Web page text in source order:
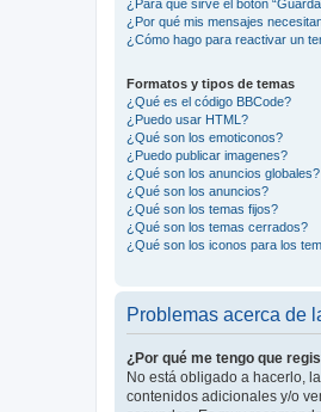
¿Para qué sirve el botón
¿Por qué mis mensajes
¿Cómo hago para reactivar un
Formatos y tipos de temas
¿Qué es el código BBCode?
¿Puedo usar HTML?
¿Qué son los emoticonos?
¿Puedo publicar imagenes?
¿Qué son los anuncios globales?
¿Qué son los anuncios?
¿Qué son los temas fijos?
¿Qué son los temas cerrados?
¿Qué son los iconos para los
Problemas acerca de
¿Por qué me tengo que
No está obligado a hacerlo,
contenidos adicionales y/o